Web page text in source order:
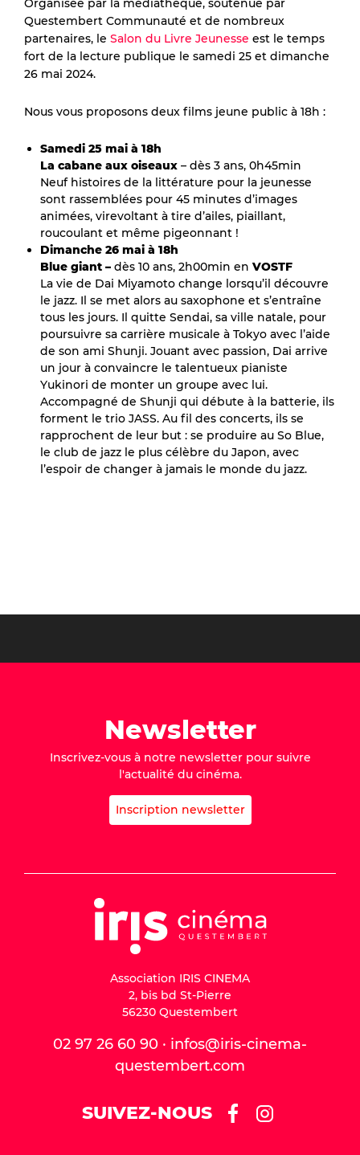
Organisée par la médiathèque, soutenue par
Questembert Communauté et de nombreux
partenaires, le Salon du Livre Jeunesse est le temps
fort de la lecture publique le samedi 25 et dimanche
26 mai 2024.
Nous vous proposons deux films jeune public à 18h :
Samedi 25 mai à 18h
La cabane aux oiseaux – dès 3 ans, 0h45min
Neuf histoires de la littérature pour la jeunesse
sont rassemblées pour 45 minutes d’images
animées, virevoltant à tire d’ailes, piaillant,
roucoulant et même pigeonnant !
Dimanche 26 mai à 18h
Blue giant – dès 10 ans, 2h00min en VOSTF
La vie de Dai Miyamoto change lorsqu’il découvre
le jazz. Il se met alors au saxophone et s’entraîne
tous les jours. Il quitte Sendai, sa ville natale, pour
poursuivre sa carrière musicale à Tokyo avec l’aide
de son ami Shunji. Jouant avec passion, Dai arrive
un jour à convaincre le talentueux pianiste
Yukinori de monter un groupe avec lui.
Accompagné de Shunji qui débute à la batterie, ils
forment le trio JASS. Au fil des concerts, ils se
rapprochent de leur but : se produire au So Blue,
le club de jazz le plus célèbre du Japon, avec
l’espoir de changer à jamais le monde du jazz.
Newsletter
Inscrivez-vous à notre newsletter pour suivre
l'actualité du cinéma.
Inscription newsletter
Association IRIS CINEMA
2, bis bd St-Pierre
56230 Questembert
02 97 26 60 90 · infos@iris-cinema-
questembert.com
SUIVEZ-NOUS